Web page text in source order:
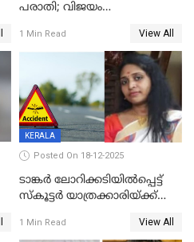
പരാതി; വിജയം
വാർഡിലെ എൽഡിഎഫ്
സ്ഥാനാർത്ഥി
1 Min Read View All
KERALA
Posted On 18-12-2025
ടാങ്കർ ലോറിക്കടിയിൽപ്പെട്ട്
സ്കൂട്ടർ യാത്രക്കാരിയ്ക്ക്
കണ്ടോത്ത് ദേശീയ പാതയിൽ
1 Min Read View All